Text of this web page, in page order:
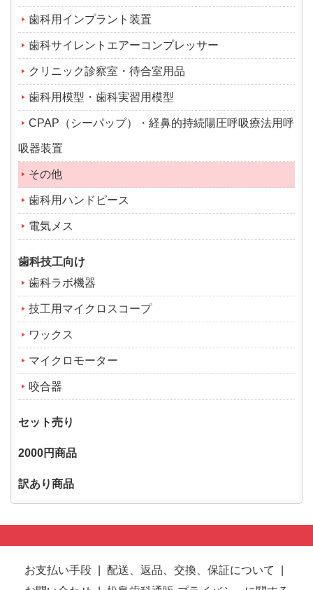
歯科用インプラント装置
歯科サイレントエアーコンプレッサー
クリニック診察室・待合室用品
歯科用模型・歯科実習用模型
CPAP（シーパップ）・経鼻的持続陽圧呼吸療法用呼
吸器装置
その他
歯科用ハンドピース
電気メス
歯科技工向け
歯科ラボ機器
技工用マイクロスコープ
ワックス
マイクロモーター
咬合器
セット売り
2000円商品
訳あり商品
お支払い手段 配送、返品、交換、保証について